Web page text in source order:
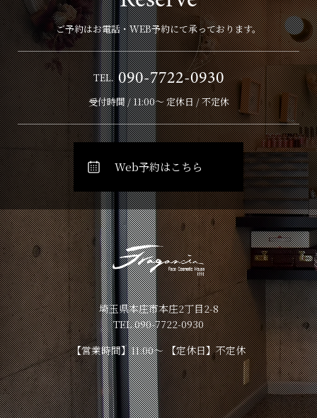
ご予約はお電話・WEB予約にて承っております。
TEL. 090-7722-0930
受付時間 / 11:00～ 定休日 / 不定休
Web予約はこちら
埼玉県本庄市本庄2丁目2-8
TEL.090-7722-0930
【営業時間】11:00～ 【定休日】不定休